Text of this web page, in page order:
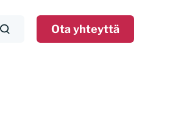
Ota yhteyttä